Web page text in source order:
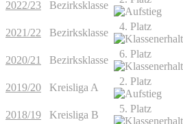
2022/23 Bezirksklasse
2021/22 Bezirksklasse
4. Platz
2020/21 Bezirksklasse
6. Platz
2019/20 Kreisliga A
2. Platz
2018/19 Kreisliga B
5. Platz